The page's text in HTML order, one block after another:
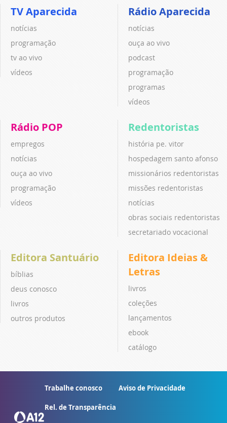
TV Aparecida
notícias
programação
tv ao vivo
vídeos
Rádio Aparecida
notícias
ouça ao vivo
podcast
programação
programas
vídeos
Rádio POP
empregos
notícias
ouça ao vivo
programação
vídeos
Redentoristas
história pe. vitor
hospedagem santo afonso
missionários redentoristas
missões redentoristas
notícias
obras sociais redentoristas
secretariado vocacional
Editora Santuário
bíblias
deus conosco
livros
outros produtos
Editora Ideias &
Letras
livros
coleções
lançamentos
ebook
catálogo
Trabalhe conosco Aviso de Privacidade
Rel. de Transparência